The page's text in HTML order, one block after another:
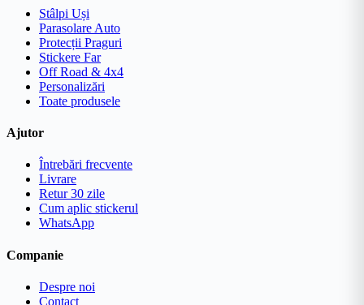
Stâlpi Uși
Parasolare Auto
Protecții Praguri
Stickere Far
Off Road & 4x4
Personalizări
Toate produsele
Ajutor
Întrebări frecvente
Livrare
Retur 30 zile
Cum aplic stickerul
WhatsApp
Companie
Despre noi
Contact